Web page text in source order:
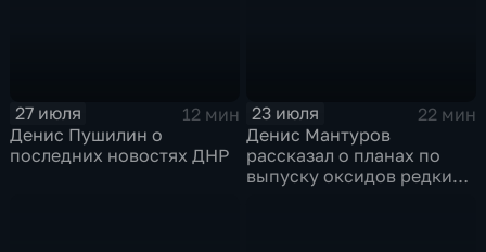
27 июля
12 мин
Денис Пушилин о
последних новостях ДНР
23 июля
22 мин
Денис Мантуров
рассказал о планах по
выпуску оксидов редких